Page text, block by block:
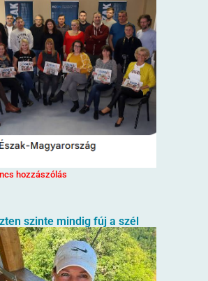
hozzászólás
szinte mindig fúj a szél